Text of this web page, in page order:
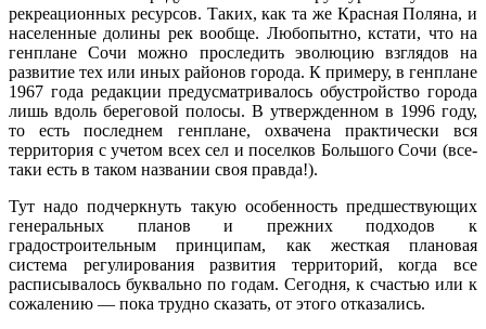
рекреационных ресурсов. Таких, как та же Красная Поляна, и
населенные долины рек вообще. Любопытно, кстати, что на
генплане Сочи можно проследить эволюцию взглядов на
развитие тех или иных районов города. К примеру, в генплане
1967 года редакции предусматривалось обустройство города
лишь вдоль береговой полосы. В утвержденном в 1996 году,
то есть последнем генплане, охвачена практически вся
территория с учетом всех сел и поселков Большого Сочи (все-
таки есть в таком названии своя правда!).
Тут надо подчеркнуть такую особенность предшествующих
генеральных планов и прежних подходов к
градостроительным принципам, как жесткая плановая
система регулирования развития территорий, когда все
расписывалось буквально по годам. Сегодня, к счастью или к
сожалению — пока трудно сказать, от этого отказались.